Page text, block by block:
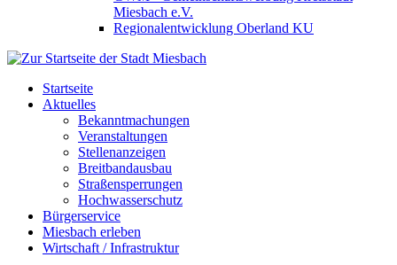
Miesbach e.V.
Regionalentwicklung Oberland KU
Startseite
Aktuelles
Bekanntmachungen
Veranstaltungen
Stellenanzeigen
Breitbandausbau
Straßensperrungen
Hochwasserschutz
Bürgerservice
Miesbach erleben
Wirtschaft / Infrastruktur